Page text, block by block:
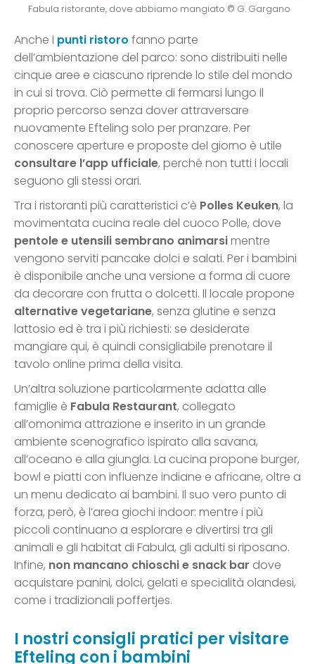
Fabula ristorante, dove abbiamo mangiato © G. Gargano
Anche i punti ristoro fanno parte
dell’ambientazione del parco: sono distribuiti nelle
cinque aree e ciascuno riprende lo stile del mondo
in cui si trova. Ciò permette di fermarsi lungo il
proprio percorso senza dover attraversare
nuovamente Efteling solo per pranzare. Per
conoscere aperture e proposte del giorno è utile
consultare l’app ufficiale, perché non tutti i locali
seguono gli stessi orari.
Tra i ristoranti più caratteristici c’è Polles Keuken, la
movimentata cucina reale del cuoco Polle, dove
pentole e utensili sembrano animarsimentre
vengono serviti pancake dolci e salati. Per i bambini
è disponibile anche una versione a forma di cuore
da decorare con frutta o dolcetti. Il locale propone
alternative vegetariane, senza glutine e senza
lattosio ed è tra i più richiesti: se desiderate
mangiare qui, è quindi consigliabile prenotare il
tavolo online prima della visita.
Un’altra soluzione particolarmente adatta alle
famiglie è Fabula Restaurant, collegato
all’omonima attrazione e inserito in un grande
ambiente scenografico ispirato alla savana,
all’oceano e alla giungla. La cucina propone burger,
bowl e piatti con influenze indiane e africane, oltre a
un menu dedicato ai bambini. Il suo vero punto di
forza, però, è l’area giochi indoor: mentre i più
piccoli continuano a esplorare e divertirsi tra gli
animali e gli habitat di Fabula, gli adulti si riposano.
Infine, non mancano chioschi e snack bar dove
acquistare panini, dolci, gelati e specialità olandesi,
come i tradizionali poffertjes.
I nostri consigli pratici per visitare
Efteling con i bambini